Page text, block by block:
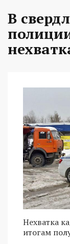
В
Нехватка
итогам